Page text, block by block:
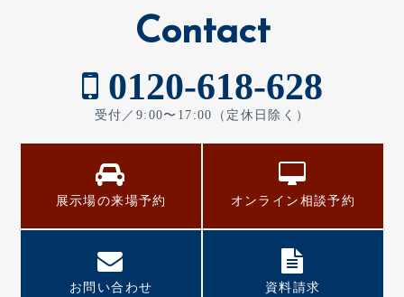
Contact
0120-618-628
受付／9:00〜17:00（定休日除く）
展示場の来場予約 オンライン相談予約
お問い合わせ 資料請求